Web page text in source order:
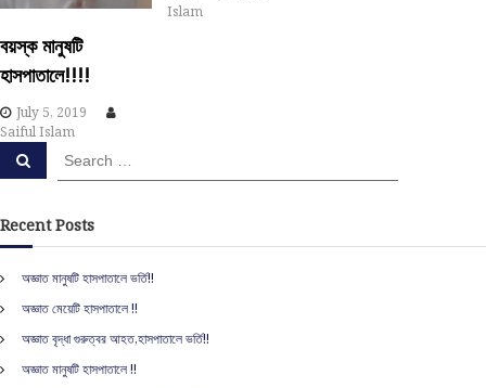
i
o
n
বয়স্ক মানুষটি
হাসপাতালে!!!!
July 5, 2019
Saiful Islam
Islam
r
c
f
o
r
S
e
h
Recent Posts
অজ্ঞাত মানুষটি হাসপাতালে ভর্তি!!
অজ্ঞাত মেয়েটি হাসপাতালে !!
অজ্ঞাত বৃদ্ধা গুরুত্বর আহত,হাসপাতালে ভর্তি!!
অজ্ঞাত মানুষটি হাসপাতালে !!